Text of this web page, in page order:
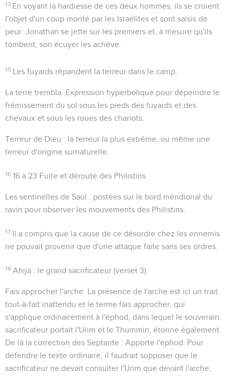
13 En voyant la hardiesse de ces deux hommes, ils se croient
l'objet d'un coup monté par les Israélites et sont saisis de
peur. Jonathan se jette sur les premiers et, à mesure qu'ils
tombent, son écuyer les achève.
15 Les fuyards répandent la terreur dans le camp.
La terre trembla . Expression hyperbolique pour dépeindre le
frémissement du sol sous les pieds des fuyards et des
chevaux et sous les roues des chariots.
Terreur de Dieu : la terreur la plus extrême, ou même une
terreur d'origine surnaturelle.
16 16 à 23 Fuite et déroute des Philistins.
Les sentinelles de Saül : postées sur le bord méridional du
ravin pour observer les mouvements des Philistins.
17 Il a compris que la cause de ce désordre chez les ennemis
ne pouvait provenir que d'une attaque faite sans ses ordres.
18 Ahija : le grand sacrificateur (verset 3).
Fais approcher l'arche . La présence de l'arche est ici un trait
tout-à-fait inattendu et le terme fais approcher , qui
s'applique ordinairement à l'éphod, dans lequel le souverain
sacrificateur portait l'Urim et le Thummin, étonne également.
De là la correction des Septante : Apporte l'éphod . Pour
défendre le texte ordinaire, il faudrait supposer que le
sacrificateur ne devait consulter l'Urim que devant l'arche,